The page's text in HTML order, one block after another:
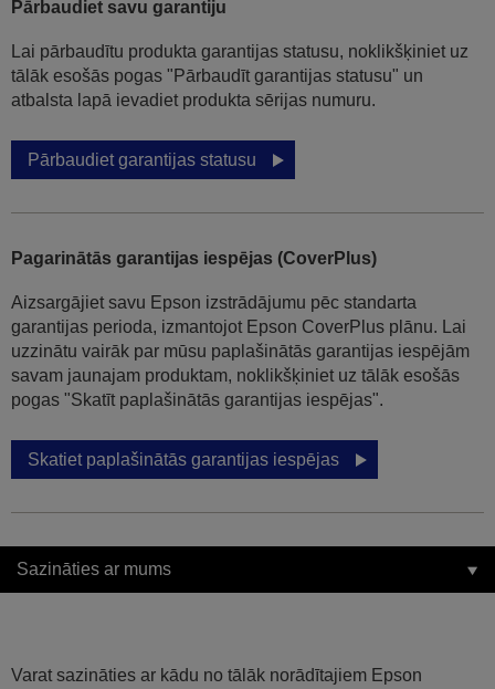
Pārbaudiet savu garantiju
Lai pārbaudītu produkta garantijas statusu, noklikšķiniet uz
tālāk esošās pogas "Pārbaudīt garantijas statusu" un
atbalsta lapā ievadiet produkta sērijas numuru.
Pārbaudiet garantijas statusu
Pagarinātās garantijas iespējas (CoverPlus)
Aizsargājiet savu Epson izstrādājumu pēc standarta
garantijas perioda, izmantojot Epson CoverPlus plānu. Lai
uzzinātu vairāk par mūsu paplašinātās garantijas iespējām
savam jaunajam produktam, noklikšķiniet uz tālāk esošās
pogas "Skatīt paplašinātās garantijas iespējas".
Skatiet paplašinātās garantijas iespējas
Sazināties ar mums
Varat sazināties ar kādu no tālāk norādītajiem Epson